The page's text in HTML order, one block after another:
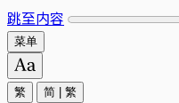
跳至内容
菜单
繁 简 繁